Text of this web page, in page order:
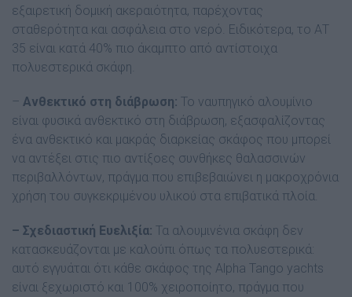
εξαιρετική δομική ακεραιότητα, παρέχοντας
σταθερότητα και ασφάλεια στο νερό. Ειδικότερα, το ΑΤ
35 είναι κατά 40% πιο άκαμπτο από αντίστοιχα
πολυεστερικά σκάφη.
– Ανθεκτικό στη διάβρωση: Το ναυπηγικό αλουμίνιο
είναι φυσικά ανθεκτικό στη διάβρωση, εξασφαλίζοντας
ένα ανθεκτικό και μακράς διαρκείας σκάφος που μπορεί
να αντέξει στις πιο αντίξοες συνθήκες θαλασσινών
περιβαλλόντων, πράγμα που επιβεβαιώνει η μακροχρόνια
χρήση του συγκεκριμένου υλικού στα επιβατικά πλοία.
– Σχεδιαστική Ευελιξία: Τα αλουμινένια σκάφη δεν
κατασκευάζονται με καλούπι όπως τα πολυεστερικά:
αυτό εγγυάται ότι κάθε σκάφος της Alpha Tango yachts
είναι ξεχωριστό και 100% χειροποίητο, πράγμα που